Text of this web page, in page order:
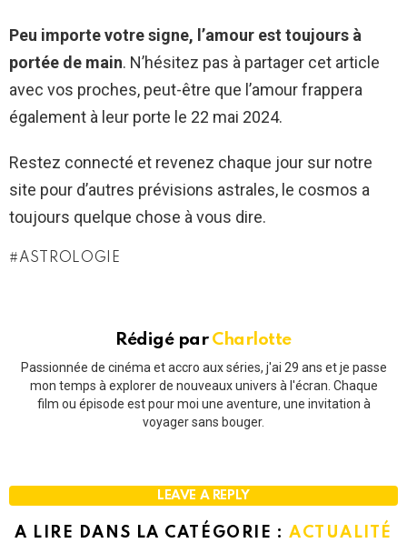
Peu importe votre signe, l’amour est toujours à
portée de main. N’hésitez pas à partager cet article
avec vos proches, peut-être que l’amour frappera
également à leur porte le 22 mai 2024.
Restez connecté et revenez chaque jour sur notre
site pour d’autres prévisions astrales, le cosmos a
toujours quelque chose à vous dire.
ASTROLOGIE
Rédigé par Charlotte
Passionnée de cinéma et accro aux séries, j'ai 29 ans et je passe
mon temps à explorer de nouveaux univers à l'écran. Chaque
film ou épisode est pour moi une aventure, une invitation à
voyager sans bouger.
LEAVE A REPLY
A LIRE DANS LA CATÉGORIE : ACTUALITÉ